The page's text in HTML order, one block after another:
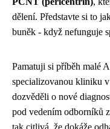
dělení. Představte si to
buněk - když nefunguje
Pamatuji si příběh malé
specializovanou kliniku
dozvěděli o nové
pod vedením odborníků